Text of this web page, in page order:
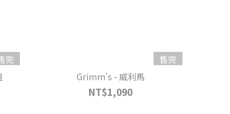
完
售完
Grimm's - 威利馬
NT$1,090